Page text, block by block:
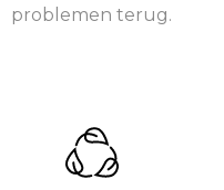
problemen terug.